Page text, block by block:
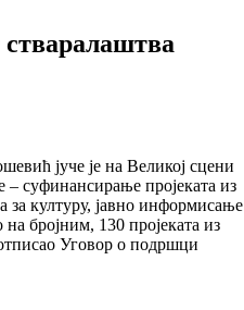
стваралаштва
јуче је на Великој сцени
суфинансирање пројеката из
за културу, јавно информисање
бројним, 130 пројеката из
Уговор о подршци